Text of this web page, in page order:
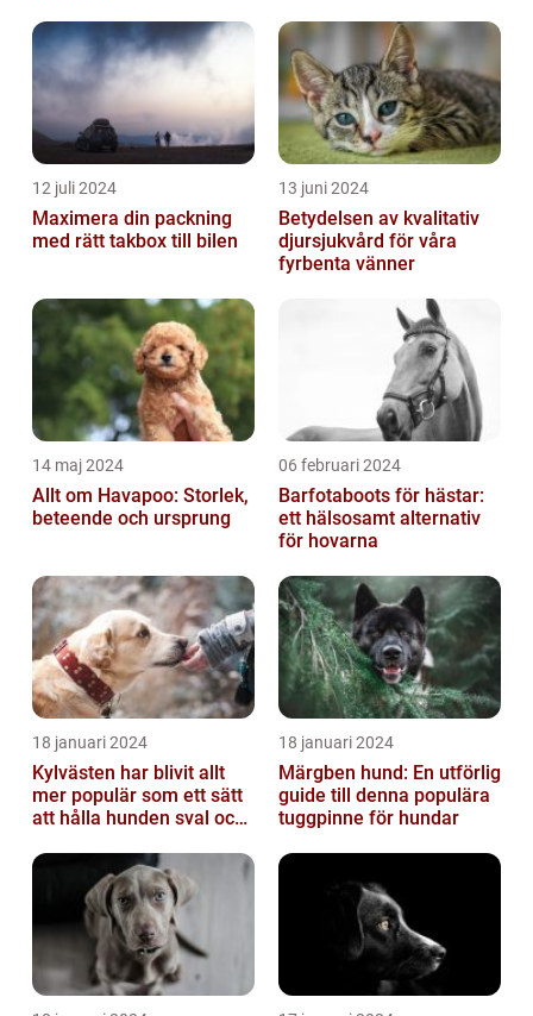
12 juli 2024
Maximera din packning
med rätt takbox till bilen
13 juni 2024
Betydelsen av kvalitativ
djursjukvård för våra
fyrbenta vänner
14 maj 2024
Allt om Havapoo: Storlek,
beteende och ursprung
06 februari 2024
Barfotaboots för hästar:
ett hälsosamt alternativ
för hovarna
18 januari 2024
Kylvästen har blivit allt
mer populär som ett sätt
att hålla hunden sval och
väde...
18 januari 2024
Märgben hund: En utförlig
guide till denna populära
tuggpinne för hundar